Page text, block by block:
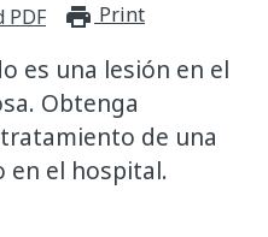
PDF Print
es una lesión en el
Obtenga
de una
en el hospital.